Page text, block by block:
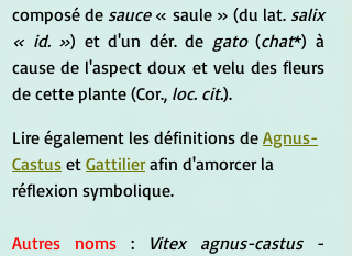
composé de sauce « saule » (du lat. salix
« id. ») et d'un dér. de gato (chat*) à
cause de l'aspect doux et velu des fleurs
de cette plante (Cor., loc. cit.).
Lire également les définitions de Agnus-
Castus et Gattilier afin d'amorcer la
réflexion symbolique.
Autres noms : Vitex agnus-castus -